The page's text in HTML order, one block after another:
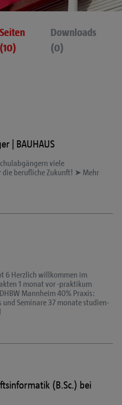
Seiten
(10)
Downloads
(0)
| BAUHAUS
viele
berufliche Zukunft! ➤ Mehr
6 Herzlich willkommen im
1 monat vor-praktikum
Mannheim 40% Praxis:
Seminare 37 monate studien-
(B.Sc.) bei